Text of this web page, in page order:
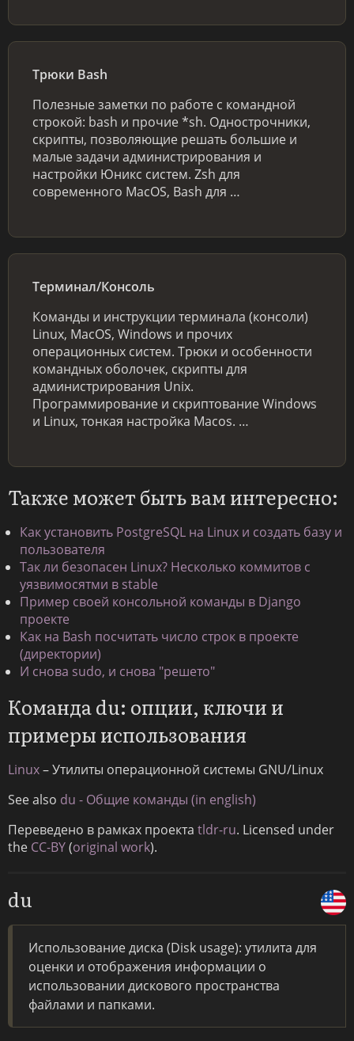
Трюки Bash
Полезные заметки по работе с командной
строкой: bash и прочие *sh. Однострочники,
скрипты, позволяющие решать большие и
малые задачи администрирования и
настройки Юникс систем. Zsh для
современного MacOS, Bash для …
Терминал/Консоль
Команды и инструкции терминала (консоли)
Linux, MacOS, Windows и прочих
операционных систем. Трюки и особенности
командных оболочек, скрипты для
администрирования Unix.
Программирование и скриптование Windows
и Linux, тонкая настройка Macos. …
Также может быть вам интересно:
Как установить PostgreSQL на Linux и создать базу и
пользователя
Так ли безопасен Linux? Несколько коммитов с
уязвимосятми в stable
Пример своей консольной команды в Django
проекте
Как на Bash посчитать число строк в проекте
(директории)
И снова sudo, и снова "решето"
Команда du: опции, ключи и
примеры использования
Linux– Утилиты операционной системы GNU/Linux
See also du - Общие команды (in english)
Переведено в рамках проекта tldr-ru. Licensed under
the CC-BY(original work).
du
Использование диска (Disk usage): утилита для
оценки и отображения информации о
использовании дискового пространства
файлами и папками.